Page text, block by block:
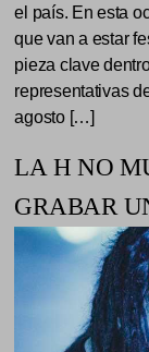
el país. En esta
que van a estar
pieza clave
representativas
agosto […]
LA H NO
GRABAR